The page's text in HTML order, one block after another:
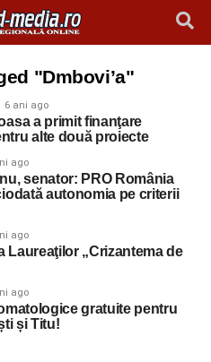
"Dmbovi’a"
6 ani ago
a primit finanţare
alte două proiecte
ago
senator: PRO România
autonomia pe criterii
ago
Laureaţilor „Crizantema de
ago
gratuite pentru
și Titu!